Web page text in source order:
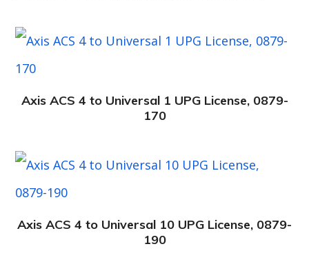
Axis ACS 4 to Universal 1 UPG License, 0879-
170
Axis ACS 4 to Universal 10 UPG License, 0879-
190